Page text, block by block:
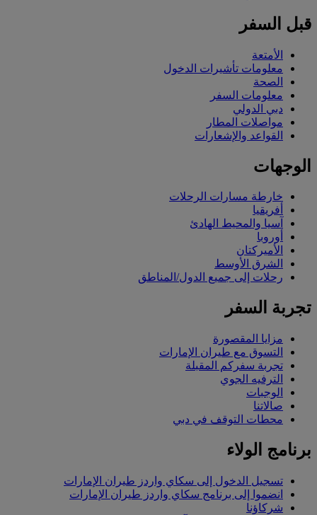
قبل السفر
الأمتعة
معلومات تأشيرات الدخول
الصحة
معلومات السفر
دبي الدولي
مواصلات المطار
القواعد والإشعارات
الوجهات
خارطة مسارات الرحلات
أفريقيا
آسيا والمحيط الهادئ
أوروبا
الأميركتان
الشرق الأوسط
رحلات إلى جميع الدول/المناطق
تجربة السفر
مزايا المقصورة
التسوق مع طيران الإمارات
تجربة سفركم المقبلة
الترفيه الجوي
الوجبات
صالاتنا
محطات التوقف في دبي
برنامج الولاء
تسجيل الدخول إلى سكاي واردز طيران الإمارات
انضموا إلى برنامج سكاي واردز طيران الإمارات
شركاؤنا